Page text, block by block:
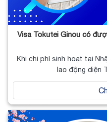
Visa Tokutei Ginou có
Khi chi phí sinh hoạt tại
lao động diện